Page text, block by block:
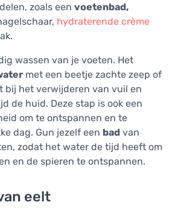
zoals een voetenbad,
hydraterende crème
wassen van je voeten. Het
met een beetje zachte zeep of
bij het verwijderen van vuil en
de huid. Deze stap is ook een
om te ontspannen en te
dag. Gun jezelf een bad van
zodat het water de tijd heeft om
en de spieren te ontspannen.
eelt